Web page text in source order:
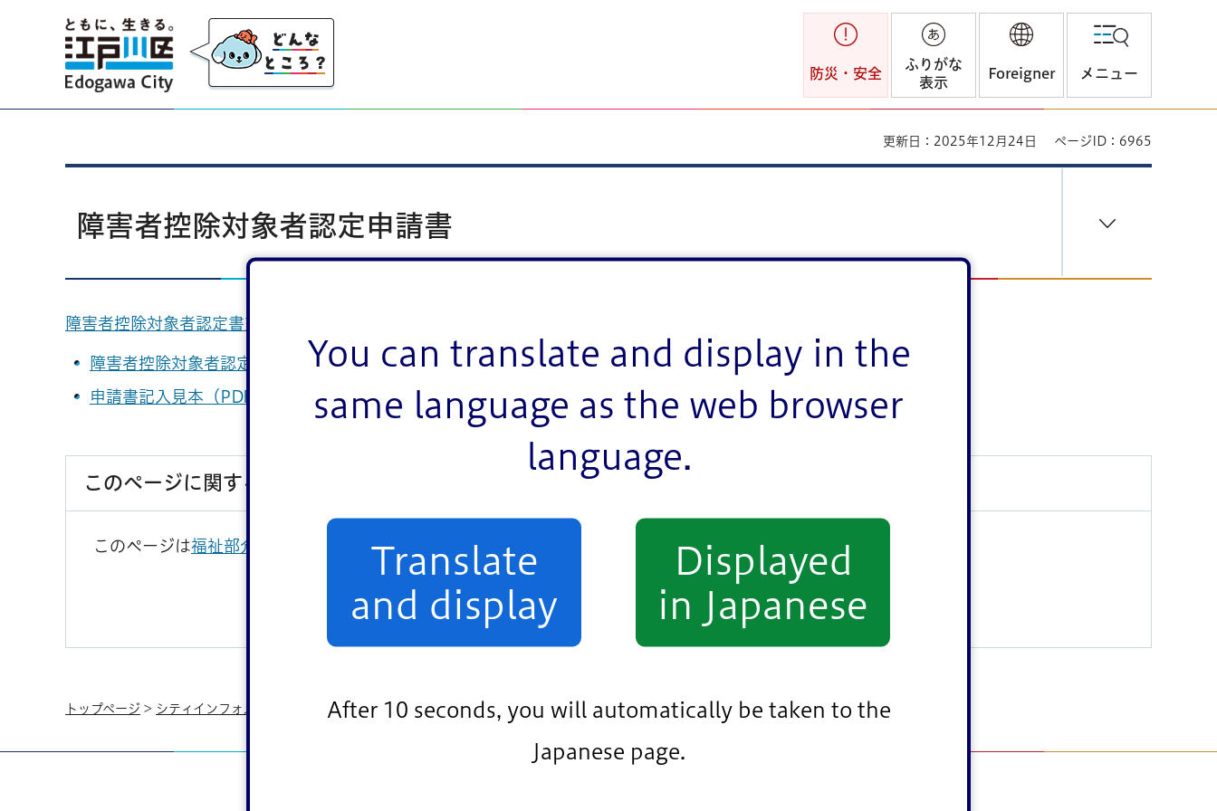
You can translate and display in the
same language as the web browser
language.
Translate
and display
Displayed
in Japanese
After 10 seconds, you will automatically be taken to the
Japanese page.
江戸川区
防災・安全
ふりがな
表示
Foreigner メニュー
更新日：2025年12月24日 ページID：6965
障害者控除対象者認定申請書
障害者控除対象者認定書交付手続きについて
障害者控除対象者認定申請書（PDF：106KB）
申請書記入見本（PDF：146KB）
このページに関するお問い合わせ
このページは福祉部介護保険課 が担当しています。
トップページ > シティインフォメーション オンラインサービス>申請書ダウンロード> 健康・医療・福祉> 熟年者 > 障害者控除対象者認定申請書